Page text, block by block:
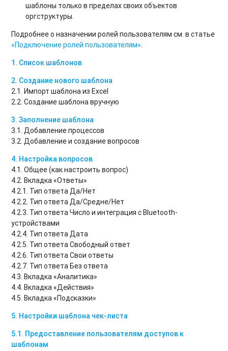
шаблоны только в пределах своих объектов
оргструктуры.
Подробнее о назначении ролей пользователям см. в статье
«Подключение ролей пользователям».
1. Список шаблонов
2. Создание нового шаблона
2.1. Импорт шаблона из Excel
2.2. Создание шаблона вручную
3. Заполнение шаблона
3.1. Добавление процессов
3.2. Добавление и создание вопросов
4. Настройка вопросов
4.1. Общее (как настроить вопрос)
4.2. Вкладка «Ответы»
4.2.1. Тип ответа Да/Нет
4.2.2. Тип ответа Да/Средне/Нет
4.2.3. Тип ответа Число и интеграция с Bluetooth-
устройствами
4.2.4. Тип ответа Дата
4.2.5. Тип ответа Свободный ответ
4.2.6. Тип ответа Свои ответы
4.2.7. Тип ответа Без ответа
4.3. Вкладка «Аналитика»
4.4. Вкладка «Действия»
4.5. Вкладка «Подсказки»
5. Настройки шаблона чек-листа
5.1. Предоставление пользователям доступов к
шаблонам